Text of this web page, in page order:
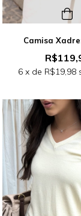
Camisa
6x de R$19,98